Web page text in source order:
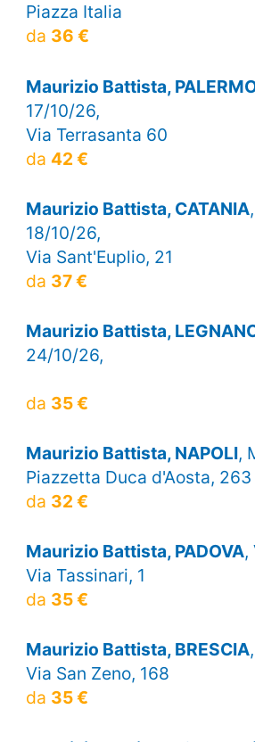
Piazza Italia
da 36 €
Maurizio Battista,
17/10/26,
Via Terrasanta 60
da 42 €
Maurizio Battista, CATANIA
18/10/26,
Via Sant'Euplio, 21
da 37 €
Maurizio Battista,
24/10/26,
da 35 €
Maurizio Battista, NAPOLI,
Piazzetta Duca d'Aosta, 263
da 32 €
Maurizio Battista, PADOVA,
Via Tassinari, 1
da 35 €
Maurizio Battista, BRESCIA
Via San Zeno, 168
da 35 €